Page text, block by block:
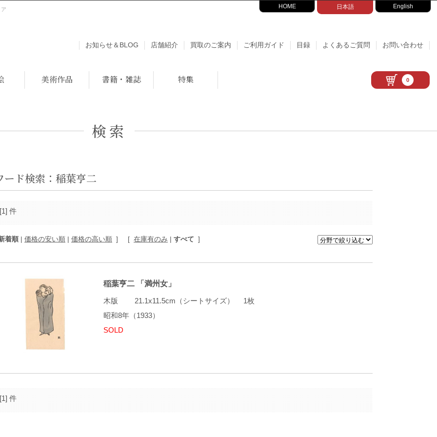
HOME 日本語 English
お知らせ＆BLOG 店舗紹介 買取のご案内 ご利用ガイド 目録 よくあるご質問 お問い合わせ
美術作品 書籍・雑誌 特集 0
検索
ード検索：稲葉亨二
[1] 件
着順 | 価格の安い順 | 価格の高い順 ] [ 在庫有のみ | すべて ]
稲葉亨二 「満州女」
木版 21.1x11.5cm（シートサイズ） 1枚
昭和8年（1933）
SOLD
[1] 件